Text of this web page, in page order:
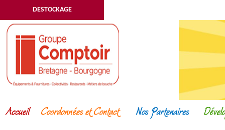
DESTOCKAGE